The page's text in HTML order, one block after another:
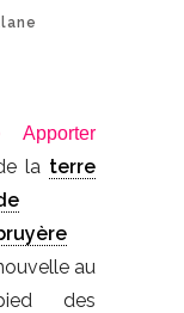
Apporter
la terre
au
des